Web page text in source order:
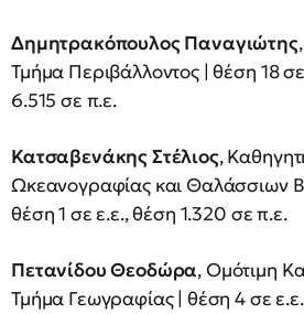
Δημητρακόπουλος Παναγιώτης,
Τμήμα Περιβάλλοντος | θέση 18
6.515 σε π.ε.
Κατσαβενάκης Στέλιος,
Ωκεανογραφίας και Θαλάσσιων
θέση 1 σε ε.ε., θέση 1.320 σε π.ε.
Πετανίδου Θεοδώρα, Ομότιμη
Τμήμα Γεωγραφίας | θέση 4 σε